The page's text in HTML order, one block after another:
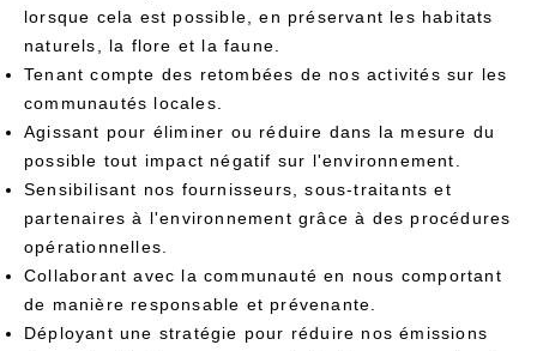
lorsque cela est possible, en préservant les habitats
naturels, la flore et la faune.
Tenant compte des retombées de nos activités sur les
communautés locales.
Agissant pour éliminer ou réduire dans la mesure du
possible tout impact négatif sur l'environnement.
Sensibilisant nos fournisseurs, sous-traitants et
partenaires à l'environnement grâce à des procédures
opérationnelles.
Collaborant avec la communauté en nous comportant
de manière responsable et prévenante.
Déployant une stratégie pour réduire nos émissions